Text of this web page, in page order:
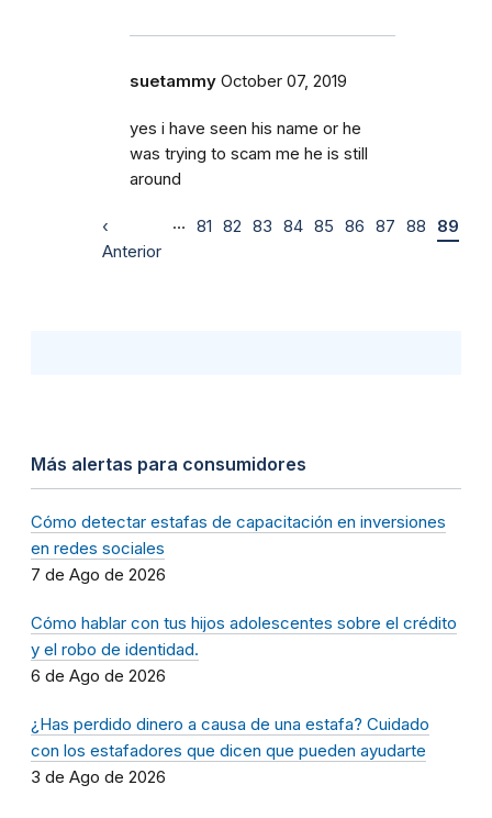
suetammy October 07, 2019
yes i have seen his name or he
was trying to scam me he is still
around
‹
Anterior
… 81 82 83 84 85 86 87 88 89
Más alertas para consumidores
Cómo detectar estafas de capacitación en inversiones
en redes sociales
7 de Ago de 2026
Cómo hablar con tus hijos adolescentes sobre el crédito
y el robo de identidad.
6 de Ago de 2026
¿Has perdido dinero a causa de una estafa? Cuidado
con los estafadores que dicen que pueden ayudarte
3 de Ago de 2026